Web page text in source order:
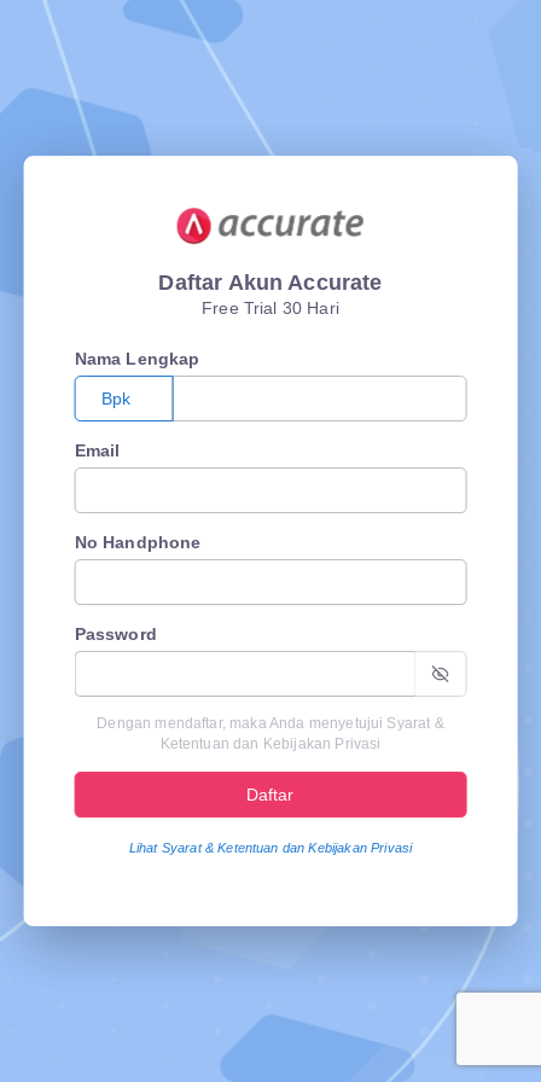
Daftar Akun Accurate
Free Trial 30 Hari
Nama Lengkap
Bpk
Email
No Handphone
Password
Dengan mendaftar, maka Anda menyetujui Syarat &
Ketentuan dan Kebijakan Privasi
Daftar
Lihat Syarat & Ketentuan dan Kebijakan Privasi